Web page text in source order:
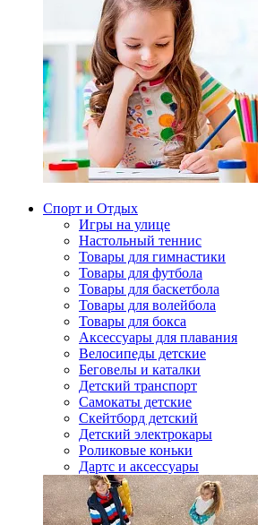
Спорт и Отдых
Игры на улице
Настольный теннис
Товары для гимнастики
Товары для футбола
Товары для баскетбола
Товары для волейбола
Товары для бокса
Аксессуары для плавания
Велосипеды детские
Беговелы и каталки
Детский транспорт
Самокаты детские
Скейтборд детский
Детский электрокары
Роликовые коньки
Дартс и аксессуары